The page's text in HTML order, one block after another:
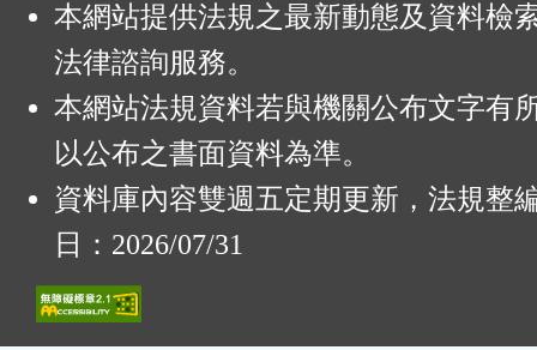
本網站提供法規之最新動態及資料檢
法律諮詢服務。
本網站法規資料若與機關公布文字有
以公布之書面資料為準。
資料庫內容雙週五定期更新，法規整
日：2026/07/31